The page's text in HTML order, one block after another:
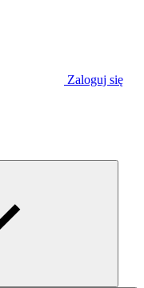
Zaloguj się